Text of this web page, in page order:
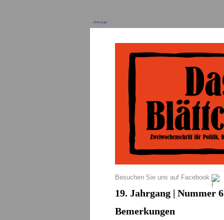
Anzeige
Besuchen Sie uns auf Facebook
19. Jahrgang | Nummer
Bemerkungen